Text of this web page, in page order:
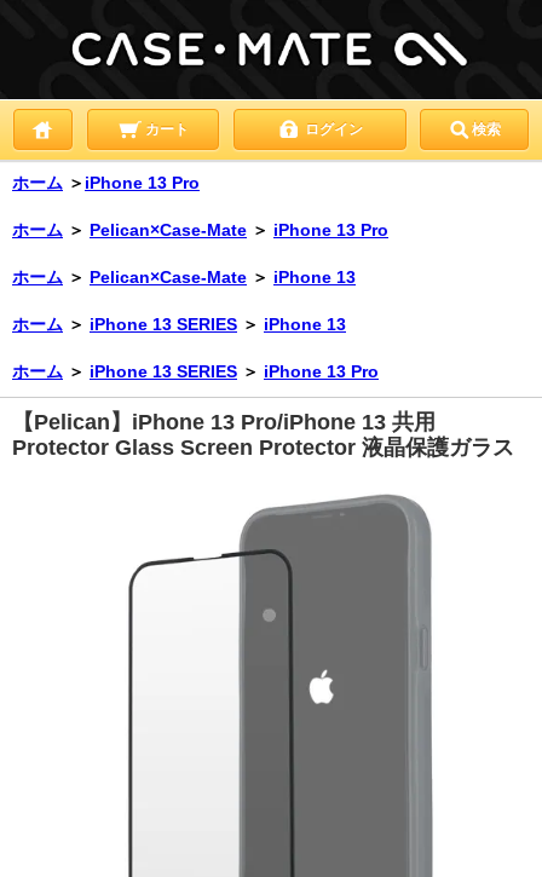
カート ログイン 検索
ホーム ＞ iPhone 13 Pro
ホーム ＞ Pelican×Case-Mate ＞ iPhone 13 Pro
ホーム ＞ Pelican×Case-Mate ＞ iPhone 13
ホーム ＞ iPhone 13 SERIES ＞ iPhone 13
ホーム ＞ iPhone 13 SERIES ＞ iPhone 13 Pro
【Pelican】iPhone 13 Pro/iPhone 13 共用
Protector Glass Screen Protector 液晶保護ガラス